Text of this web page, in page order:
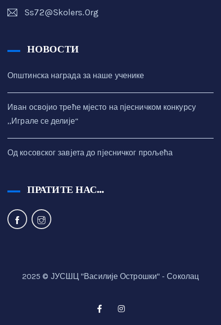
Ss72@skolers.org
НОВОСТИ
Општинска награда за наше ученике
Иван освојио треће мјесто на пјесничком конкурсу
,,Играле се делије“
Од косовског завјета до пјесничког прољећа
ПРАТИТЕ НАС…
2025 © ЈУСШЦ "Василије Острошки" - Соколац